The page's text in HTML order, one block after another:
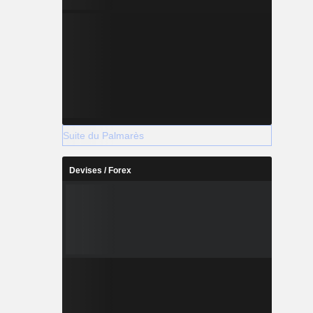
Suite du Palmarès
Devises / Forex